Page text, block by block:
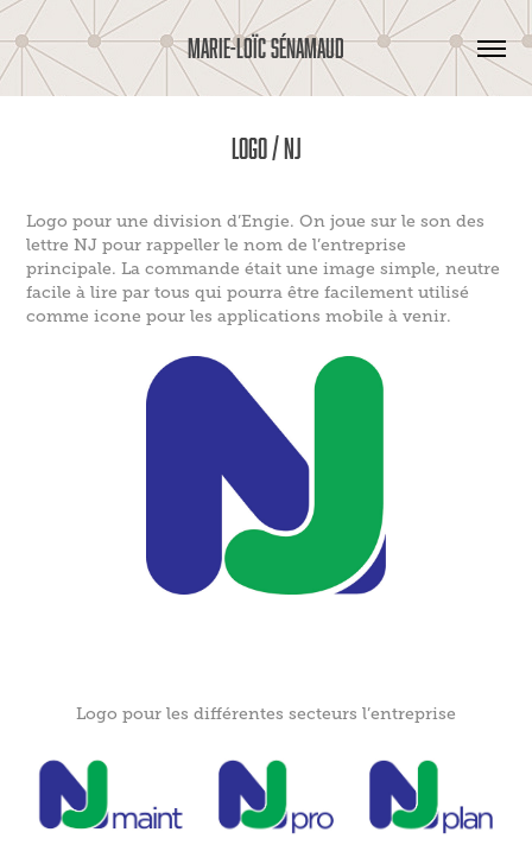
MARIE-LOÏC SÉNAMAUD
Logo / NJ
Logo pour une division d’Engie. On joue sur le son des
lettre NJ pour rappeller le nom de l’entreprise
principale. La commande était une image simple, neutre
facile à lire par tous qui pourra être facilement utilisé
comme icone pour les applications mobile à venir.
Logo pour les différentes secteurs l’entreprise